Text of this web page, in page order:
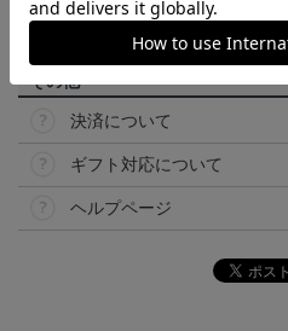
取り扱い商品によっては、パッケ
告なく変更になることがございます
その他
決済について
ギフト対応について
ヘルプページ